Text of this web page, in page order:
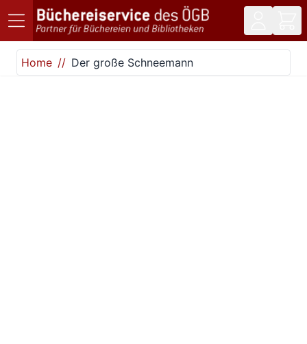
Direkt zum Inhalt
Home
Der große Schneemann